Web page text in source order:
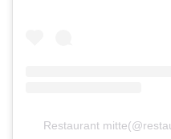
Restaurant